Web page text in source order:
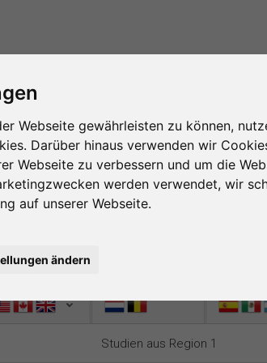
Webseite gewährleisten zu können,
Darüber hinaus verwenden wir
Webseite zu verbessern und um die
werden verwendet, wir
auf unserer Webseite.
ändern
Herzstück von
Ranking und nimm an Studien
die Platzierung deiner Studie
nehmen an deiner Studie
bekommst du zurück.
Studienteilnehmer zu finden und
Studien aus Region 1